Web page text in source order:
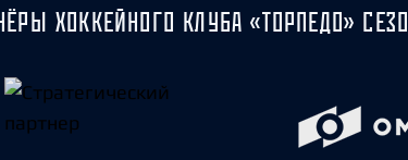
ХОККЕЙНОГО КЛУБА «ТОРПЕДО»